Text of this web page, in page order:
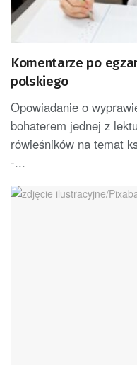
Komentarze po
polskiego
Opowiadanie o
bohaterem jednej z
rówieśników na temat
-...